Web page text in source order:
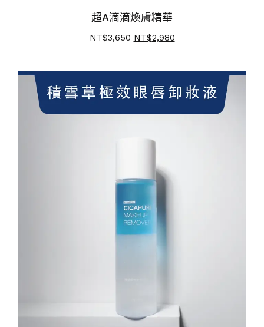
超A滴滴煥膚精華
NT$3,650 NT$2,980